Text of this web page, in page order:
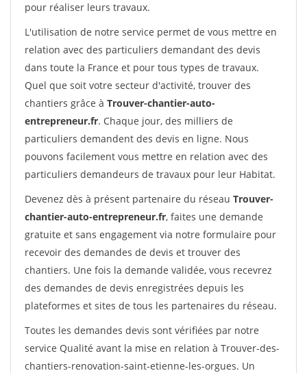
pour réaliser leurs travaux.
L'utilisation de notre service permet de vous mettre en
relation avec des particuliers demandant des devis
dans toute la France et pour tous types de travaux.
Quel que soit votre secteur d'activité, trouver des
chantiers grâce à Trouver-chantier-auto-
entrepreneur.fr. Chaque jour, des milliers de
particuliers demandent des devis en ligne. Nous
pouvons facilement vous mettre en relation avec des
particuliers demandeurs de travaux pour leur Habitat.
Devenez dès à présent partenaire du réseau Trouver-
chantier-auto-entrepreneur.fr, faites une demande
gratuite et sans engagement via notre formulaire pour
recevoir des demandes de devis et trouver des
chantiers. Une fois la demande validée, vous recevrez
des demandes de devis enregistrées depuis les
plateformes et sites de tous les partenaires du réseau.
Toutes les demandes devis sont vérifiées par notre
service Qualité avant la mise en relation à Trouver-des-
chantiers-renovation-saint-etienne-les-orgues. Un